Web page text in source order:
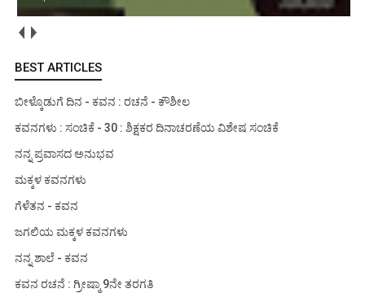
BEST ARTICLES
ಬೀಳ್ಕೊಡುಗೆ ದಿನ - ಕವನ : ರಚನೆ - ಕೌಶೀಲ
ಕವನಗಳು : ಸಂಚಿಕೆ - 30 : ಶಿಕ್ಷಕರ ದಿನಾಚರಣೆಯ ವಿಶೇಷ ಸಂಚಿಕೆ
ನನ್ನ ಪ್ರವಾಸದ ಅನುಭವ
ಮಕ್ಕಳ ಕವನಗಳು
ಗೆಳೆತನ - ಕವನ
ಜಗಲಿಯ ಮಕ್ಕಳ ಕವನಗಳು
ನನ್ನ ಶಾಲೆ - ಕವನ
ಕವನ ರಚನೆ : ಗ್ರೀಷ್ಮಾ 9ನೇ ತರಗತಿ